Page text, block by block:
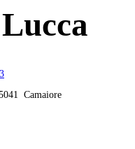
Camaiore